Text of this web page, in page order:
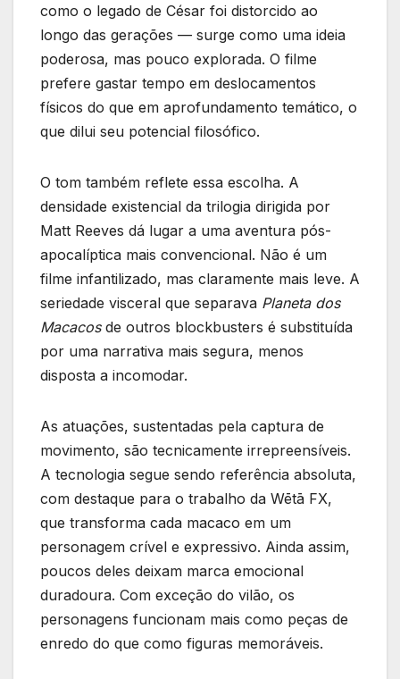
como o legado de César foi distorcido ao
longo das gerações — surge como uma ideia
poderosa, mas pouco explorada. O filme
prefere gastar tempo em deslocamentos
físicos do que em aprofundamento temático, o
que dilui seu potencial filosófico.
O tom também reflete essa escolha. A
densidade existencial da trilogia dirigida por
Matt Reeves dá lugar a uma aventura pós-
apocalíptica mais convencional. Não é um
filme infantilizado, mas claramente mais leve. A
seriedade visceral que separava Planeta dos
Macacosde outros blockbusters é substituída
por uma narrativa mais segura, menos
disposta a incomodar.
As atuações, sustentadas pela captura de
movimento, são tecnicamente irrepreensíveis.
A tecnologia segue sendo referência absoluta,
com destaque para o trabalho da Wētā FX,
que transforma cada macaco em um
personagem crível e expressivo. Ainda assim,
poucos deles deixam marca emocional
duradoura. Com exceção do vilão, os
personagens funcionam mais como peças de
enredo do que como figuras memoráveis.